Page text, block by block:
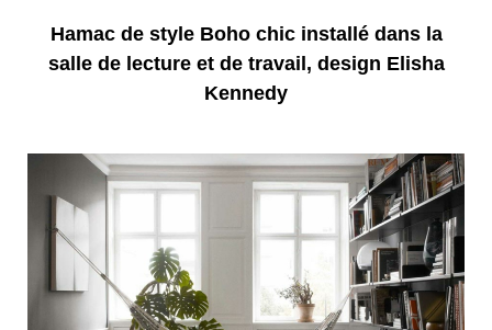
Hamac de style Boho chic installé dans la
salle de lecture et de travail, design Elisha
Kennedy